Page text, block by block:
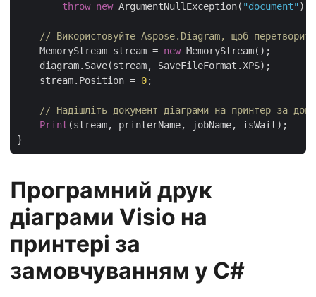
throw new ArgumentNullException( "document" );
// Використовуйте Aspose.Diagram, щоб
    MemoryStream stream =
new MemoryStream();
    diagram.Save(stream, SaveFileFormat.XPS);
    stream.Position =
0;
// Надішліть документ діаграми на принтер за
Print (stream, printerName, jobName, isWait);
Програмний друк
діаграми Visio на
принтері за
замовчуванням у C#